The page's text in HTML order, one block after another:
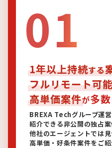
01
1年以上持続する
フルリモート可
高単価案件が多数
BREXA Techグループ運
紹介できる非公開の独占案
他社のエージェントでは見
高単価・好条件案件をご紹